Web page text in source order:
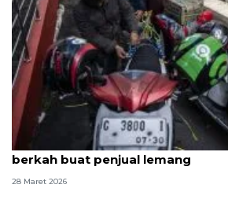
Kedatangan para pemilir hingga
berkah buat penjual lemang
28 Maret 2026